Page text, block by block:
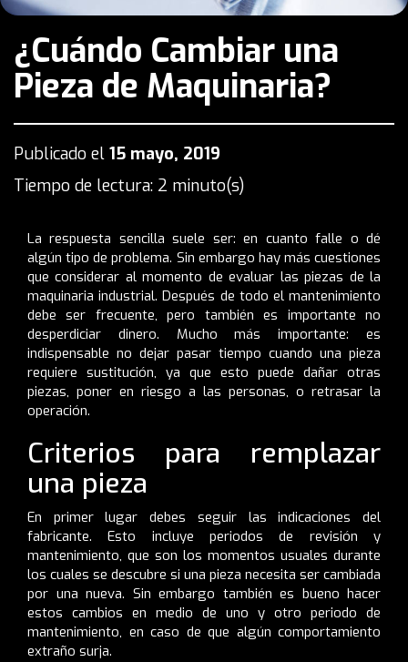
¿Cuándo Cambiar una
Pieza de Maquinaria?
Publicado el 15 mayo, 2019
Tiempo de lectura: 2 minuto(s)
La respuesta sencilla suele ser: en cuanto falle o dé
algún tipo de problema. Sin embargo hay más cuestiones
que considerar al momento de evaluar las piezas de la
maquinaria industrial. Después de todo el mantenimiento
debe ser frecuente, pero también es importante no
desperdiciar dinero. Mucho más importante: es
indispensable no dejar pasar tiempo cuando una pieza
requiere sustitución, ya que esto puede dañar otras
piezas, poner en riesgo a las personas, o retrasar la
operación.
Criterios para remplazar
una pieza
En primer lugar debes seguir las indicaciones del
fabricante. Esto incluye periodos de revisión y
mantenimiento, que son los momentos usuales durante
los cuales se descubre si una pieza necesita ser cambiada
por una nueva. Sin embargo también es bueno hacer
estos cambios en medio de uno y otro periodo de
mantenimiento, en caso de que algún comportamiento
extraño surja.